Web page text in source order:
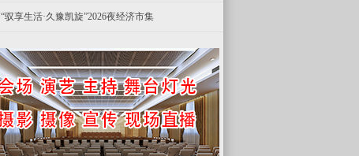
“驭享生活·久豫凯旋”2026夜经济市集